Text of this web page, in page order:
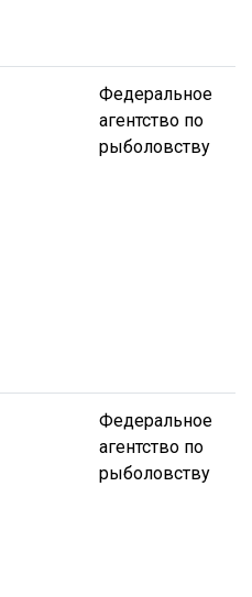
Федеральное
агентство по
рыболовству
Федеральное
агентство по
рыболовству